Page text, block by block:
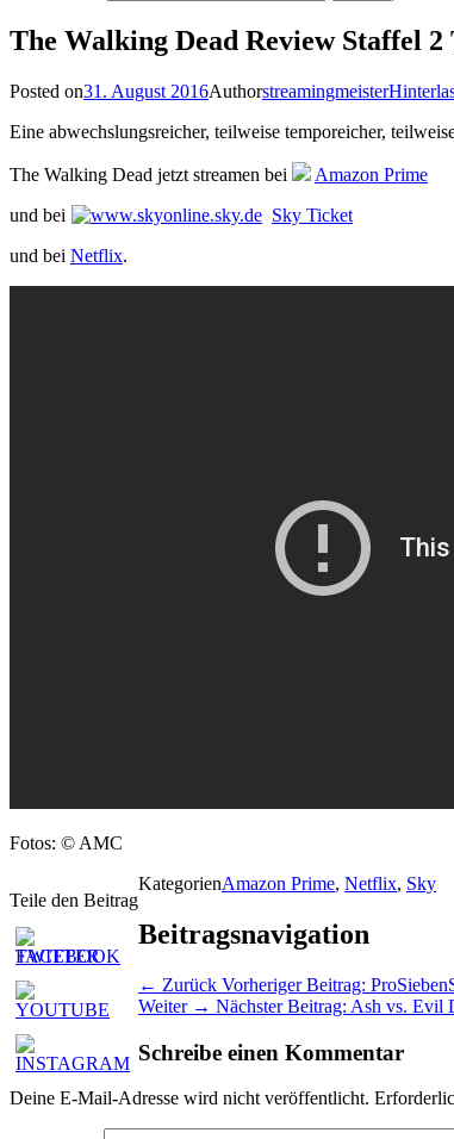
The Walking Dead Review Staffel 2
Posted on31. August 2016Authorstreamingmeister
Eine abwechslungsreicher, teilweise temporeicher,
The Walking Dead jetzt streamen bei
Amazon Prime
und bei
Sky Ticket
und bei Netflix.
Fotos: © AMC
Teile den Beitrag
KategorienAmazon Prime, Netflix, Sky
Beitragsnavigation
← Zurück Vorheriger Beitrag:
Weiter → Nächster Beitrag: Ash vs. Evil
Schreibe einen Kommentar
Deine E-Mail-Adresse wird nicht veröffentlicht.